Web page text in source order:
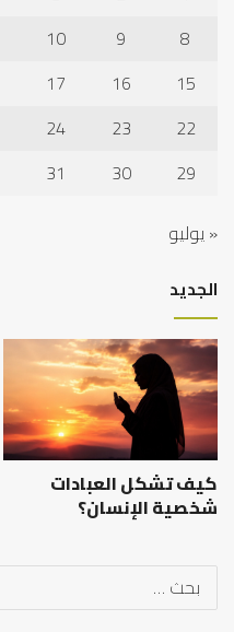
8
9
10
15
16
17
22
23
24
29
30
31
« يوليو
الجديد
كيف تشكل العبادات
شخصية الإنسان؟